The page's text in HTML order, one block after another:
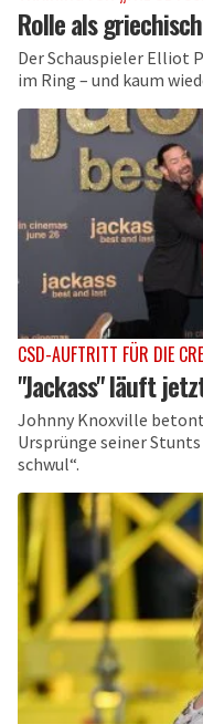
Rolle als
Der Schauspieler Elliot
im Ring – und kaum
CSD-AUFTRITT FÜR DIE
"Jackass" läuft
Johnny Knoxville
Ursprünge seiner
schwul“.